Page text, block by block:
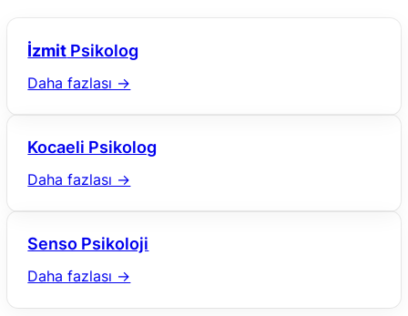
İzmit Psikolog
Daha fazlası →
Kocaeli Psikolog
Daha fazlası →
Senso Psikoloji
Daha fazlası →